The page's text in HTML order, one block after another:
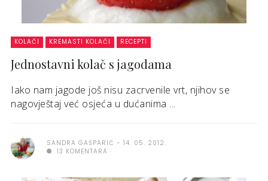
KOLAČI KREMASTI KOLAČI RECEPTI
Jednostavni kolač s jagodama
Iako nam jagode još nisu zacrvenile vrt, njihov se
nagovještaj već osjeća u dućanima ...
SANDRA GAŠPARIĆ
14. 05. 2012.
13 KOMENTARA